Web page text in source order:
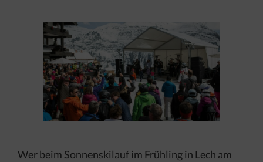
Wer beim Sonnenskilauf im Frühling in Lech am